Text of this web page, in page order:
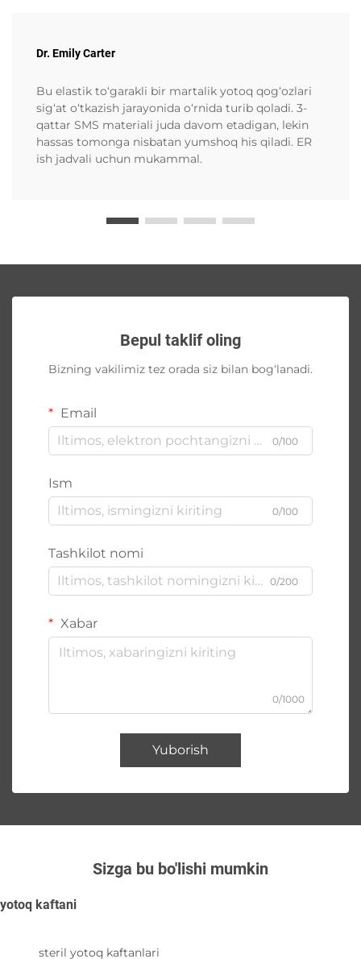
Dr. Emily Carter
Bu elastik to‘garakli bir martalik yotoq qog‘ozlari
sig‘at o‘tkazish jarayonida o‘rnida turib qoladi. 3-
qattar SMS materiali juda davom etadigan, lekin
hassas tomonga nisbatan yumshoq his qiladi. ER
ish jadvali uchun mukammal.
Bepul taklif oling
Bizning vakilimiz tez orada siz bilan bog‘lanadi.
Email
0/100
Ism
0/100
Tashkilot nomi
0/200
Xabar
0/1000
Yuborish
Sizga bu bo'lishi mumkin
yotoq kaftani
steril yotoq kaftanlari